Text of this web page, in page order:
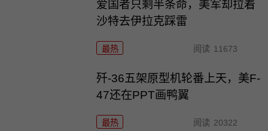
爱国者只剩半条命，美军却拉着
沙特去伊拉克踩雷
最热 阅读 11673
歼-36五架原型机轮番上天，美F-
47还在PPT画鸭翼
最热 阅读 20322